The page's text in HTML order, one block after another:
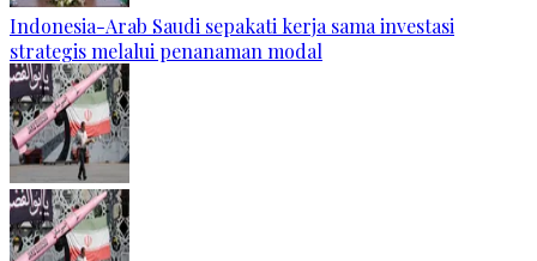
Indonesia-Arab Saudi sepakati kerja sama investasi
strategis melalui penanaman modal